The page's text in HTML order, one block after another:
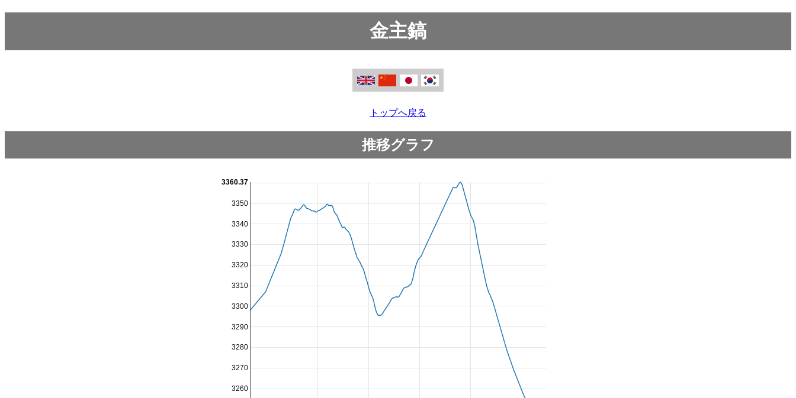
金主鎬
トップへ戻る
推移グラフ
3260
3270
3280
3290
3300
3310
3320
3330
3340
3350
3360.37